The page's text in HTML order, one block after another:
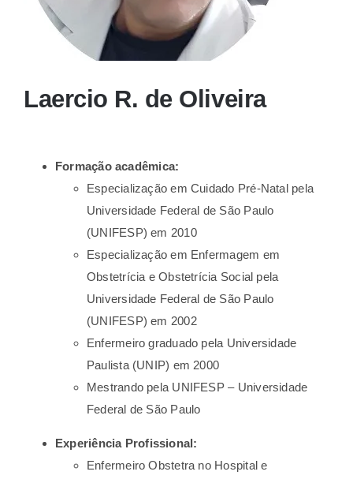
Laercio R. de Oliveira
Formação acadêmica:
Especialização em Cuidado Pré-Natal pela
Universidade Federal de São Paulo
(UNIFESP) em 2010
Especialização em Enfermagem em
Obstetrícia e Obstetrícia Social pela
Universidade Federal de São Paulo
(UNIFESP) em 2002
Enfermeiro graduado pela Universidade
Paulista (UNIP) em 2000
Mestrando pela UNIFESP – Universidade
Federal de São Paulo
Experiência Profissional:
Enfermeiro Obstetra no Hospital e